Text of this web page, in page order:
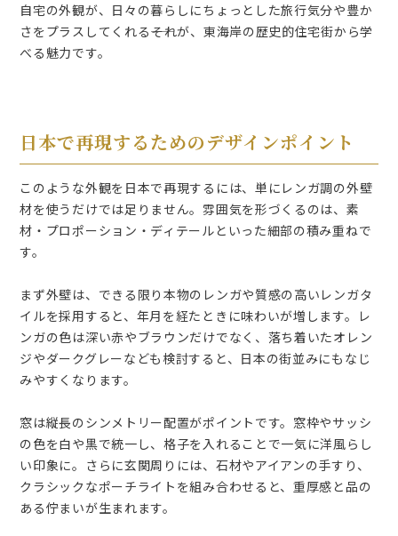
自宅の外観が、日々の暮らしにちょっとした旅行気分や豊か
さをプラスしてくれる――それが、東海岸の歴史的住宅街から学
べる魅力です。
日本で再現するためのデザインポイント
このような外観を日本で再現するには、単にレンガ調の外壁
材を使うだけでは足りません。雰囲気を形づくるのは、素
材・プロポーション・ディテールといった細部の積み重ねで
す。
まず外壁は、できる限り本物のレンガや質感の高いレンガタ
イルを採用すると、年月を経たときに味わいが増します。レ
ンガの色は深い赤やブラウンだけでなく、落ち着いたオレン
ジやダークグレーなども検討すると、日本の街並みにもなじ
みやすくなります。
窓は縦長のシンメトリー配置がポイントです。窓枠やサッシ
の色を白や黒で統一し、格子を入れることで一気に洋風らし
い印象に。さらに玄関周りには、石材やアイアンの手すり、
クラシックなポーチライトを組み合わせると、重厚感と品の
ある佇まいが生まれます。